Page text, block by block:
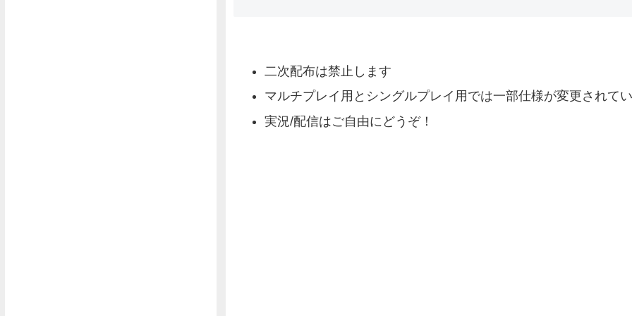
二次配布は禁止します
マルチプレイ用とシングルプレイ用では一部仕様が変更されて
実況/配信はご自由にどうぞ！